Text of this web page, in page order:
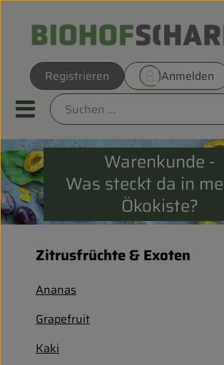
Registrieren Anmelden
Mobiles Menu
Direkt vom Hof
Warenkunde -
Was steckt da in
Ökokiste?
Zitrusfrüchte & Exoten
Ananas
Grapefruit
Kaki